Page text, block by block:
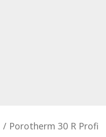
/ Porotherm 30 R Profi